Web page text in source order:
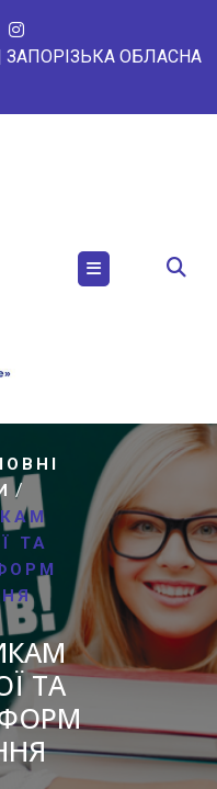
ЗАПОРІЗЬКА ОБЛАСНА
/
ТА
ТА